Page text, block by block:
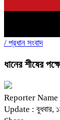
/ প্রধান সংবাদ
ধানের শীষের
Reporter Name
Update : বুধবার,